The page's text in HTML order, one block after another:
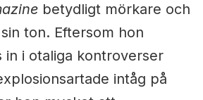
betydligt mörkare och
ton. Eftersom hon
in i otaliga kontroverser
intåg på